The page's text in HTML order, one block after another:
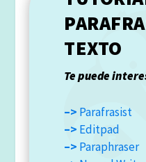
TEXTO
Te puede
–> Parafrasist
–> Editpad
–> Paraphraser